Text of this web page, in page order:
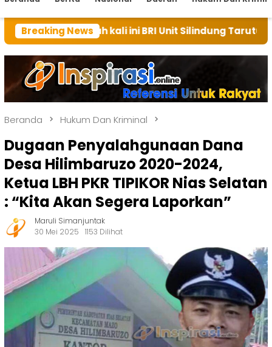
Breaking News
kali ini BRI Unit Silindung Tarutung Ingatkan
Beranda Hukum Dan Kriminal
Dugaan Penyalahgunaan Dana
Desa Hilimbaruzo 2020-2024,
Ketua LBH PKR TIPIKOR Nias Selatan
: “Kita Akan Segera Laporkan”
Maruli Simanjuntak
30 Mei 2025
1153 Dilihat